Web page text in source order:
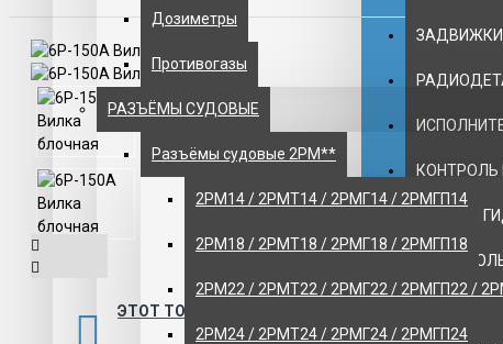
КОНТРОЛЬ
НАСОСЫ
Дозиметры
Противогазы
РАЗЪЁМЫ СУДОВЫЕ
Разъёмы судовые 2РМ**
2РМ14 / 2РМТ14 / 2РМГ14 / 2РМГП14
2РМ18 / 2РМТ18 / 2РМГ18 / 2РМГП18
2РМ22 / 2РМТ22 / 2РМГ22 / 2РМГП22 /
2РМ24 / 2РМТ24 / 2РМГ24 / 2РМГП24
ЭТОТ ТОВАР ДОСТУПЕН ДЛЯ ОТПРАВКИ ПО РФ